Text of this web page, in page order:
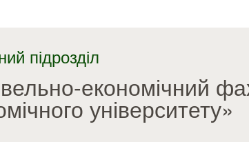
підрозділ
економічний
університету»